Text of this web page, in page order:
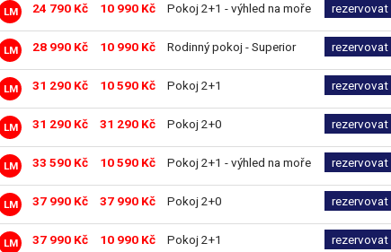
LM 24 790 Kč 10 990 Kč Pokoj 2+1 - výhled na moře rezervovat
LM 28 990 Kč 10 990 Kč Rodinný pokoj - Superior rezervovat
LM 31 290 Kč 10 590 Kč Pokoj 2+1 rezervovat
LM 31 290 Kč 31 290 Kč Pokoj 2+0 rezervovat
LM 33 590 Kč 10 590 Kč Pokoj 2+1 - výhled na moře rezervovat
LM 37 990 Kč 37 990 Kč Pokoj 2+0 rezervovat
LM 37 990 Kč 10 990 Kč Pokoj 2+1 rezervovat